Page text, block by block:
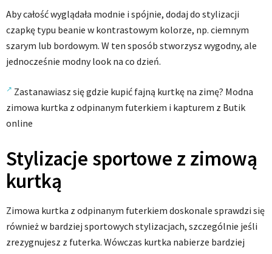
Aby całość wyglądała modnie i spójnie, dodaj do stylizacji
czapkę typu beanie w kontrastowym kolorze, np. ciemnym
szarym lub bordowym. W ten sposób stworzysz wygodny, ale
jednocześnie modny look na co dzień.
Zastanawiasz się gdzie kupić fajną kurtkę na zimę? Modna
zimowa kurtka z odpinanym futerkiem i kapturem z Butik
online
Stylizacje sportowe z zimową
kurtką
Zimowa kurtka z odpinanym futerkiem doskonale sprawdzi się
również w bardziej sportowych stylizacjach, szczególnie jeśli
zrezygnujesz z futerka. Wówczas kurtka nabierze bardziej